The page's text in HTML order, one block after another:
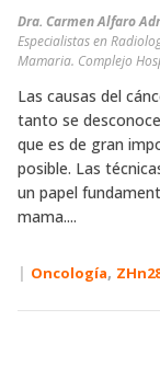
Dra. Carmen Alfaro
Especialistas en
Mamaria. Complejo
Las causas del
tanto se
que es de gran
posible. Las
un papel
mama....
| Oncología,